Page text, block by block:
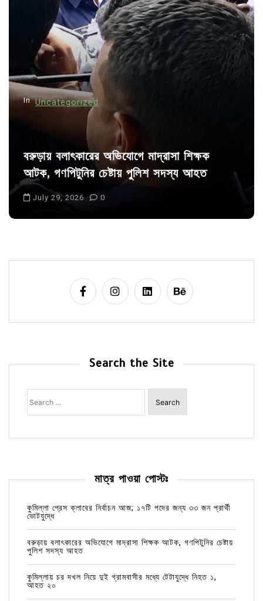
n
In Uncategorized
বরুড়ায় বলাৎকারের অভিযোগে মাদ্রাসা শিক্ষক
আটক, গণপিটুনির চেষ্টায় পুলিশ সদস্য আহত
July 29, 2026 0
Search the Site
Search
for:
মাত্র পাওয়া পোস্টঃ
কুমিল্লা প্রেস ক্লাবের নির্বাচন আজ; ১৭টি পদের জন্য ৩৩ জন প্রার্থী
ভোটযুদ্ধে
বরুড়ায় বলাৎকারের অভিযোগে মাদ্রাসা শিক্ষক আটক, গণপিটুনির চেষ্টায়
পুলিশ সদস্য আহত
কুমিল্লায় চর দখল নিয়ে দুই গ্রামবাসীর মধ্যে টেটাযুদ্ধে নিহত ১,
আহত ২০